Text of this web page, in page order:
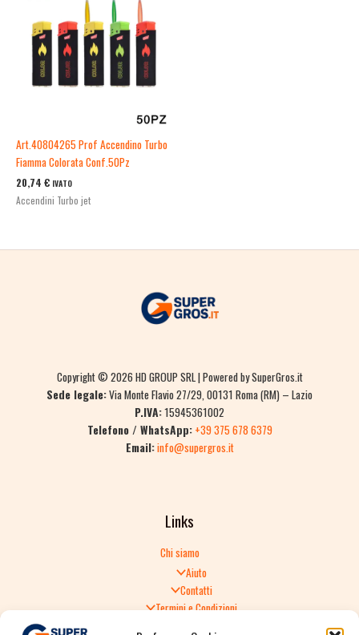
Art.40804265 Prof Accendino Turbo
Fiamma Colorata Conf.50Pz
20,74 € IVATO
Accendini Turbo jet
Copyright © 2026 HD GROUP SRL | Powered by SuperGros.it
Sede legale:Via Monte Flavio 27/29, 00131 Roma (RM) – Lazio
P.IVA:15945361002
Telefono / WhatsApp: +39 375 678 6379
Email:info@supergros.it
Links
Chi siamo
Aiuto
Contatti
Termini e Condizioni